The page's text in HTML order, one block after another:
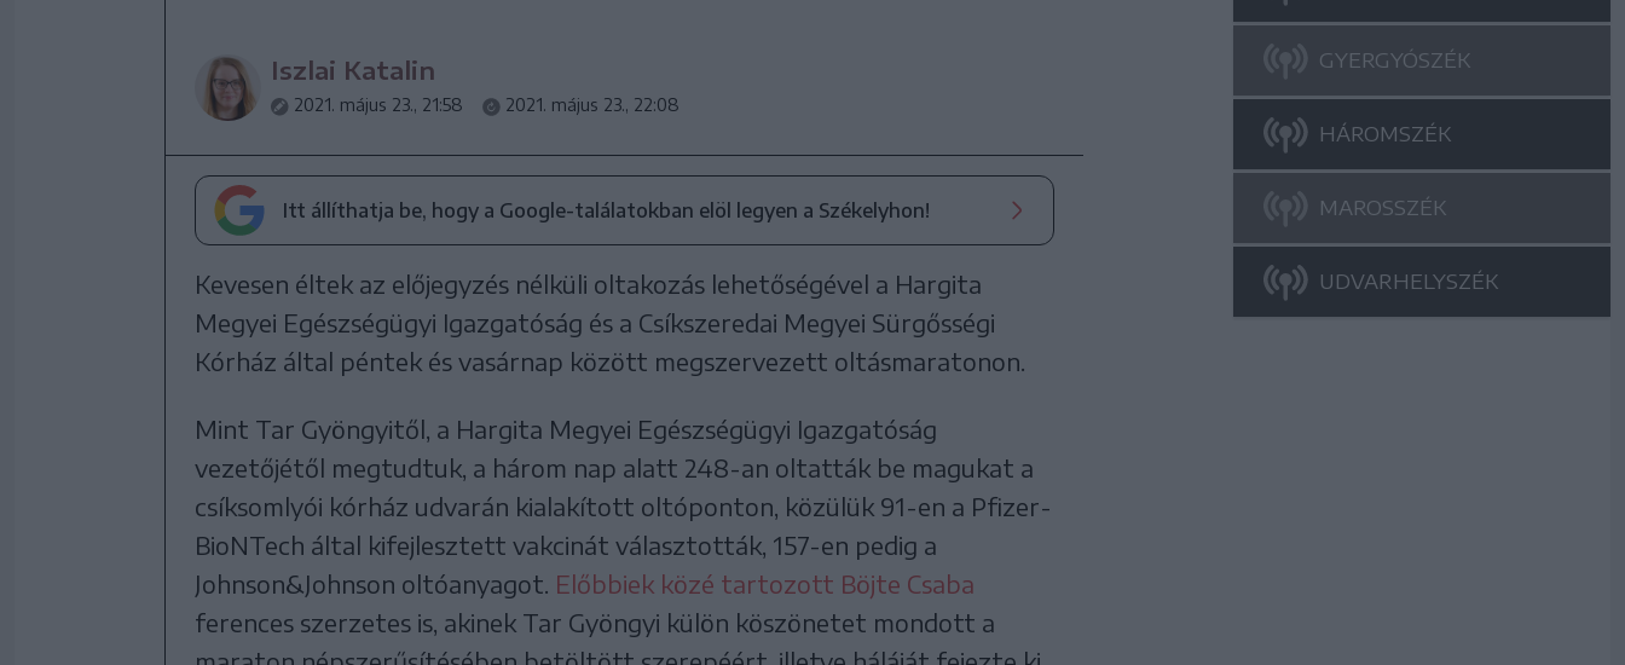
Iszlai Katalin
2021. május 23., 21:58 2021. május 23., 22:08
Itt állíthatja be, hogy a Google-találatokban elöl legyen a Székelyhon!
Kevesen éltek az előjegyzés nélküli oltakozás lehetőségével a Hargita
Megyei Egészségügyi Igazgatóság és a Csíkszeredai Megyei Sürgősségi
Kórház által péntek és vasárnap között megszervezett oltásmaratonon.
Mint Tar Gyöngyitől, a Hargita Megyei Egészségügyi Igazgatóság
vezetőjétől megtudtuk, a három nap alatt 248-an oltatták be magukat a
csíksomlyói kórház udvarán kialakított oltóponton, közülük 91-en a Pfizer-
BioNTech által kifejlesztett vakcinát választották, 157-en pedig a
Johnson&Johnson oltóanyagot. Előbbiek közé tartozott Böjte Csaba
ferences szerzetes is, akinek Tar Gyöngyi külön köszönetet mondott a
GYERGYÓSZÉK
HÁROMSZÉK
MAROSSZÉK
UDVARHELYSZÉK